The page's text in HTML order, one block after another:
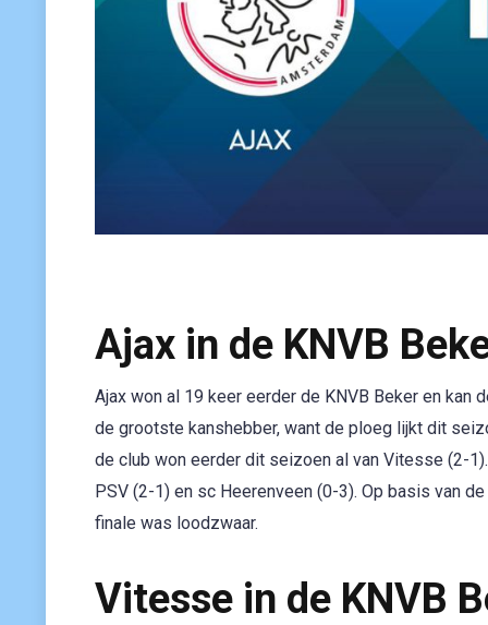
Ajax in de KNVB
Ajax won al 19 keer eerder de KNVB Beker en kan
de grootste kanshebber, want de ploeg lijkt dit
de club won eerder dit seizoen al van Vitesse (2-
PSV (2-1) en sc Heerenveen (0-3). Op basis van
finale was loodzwaar.
Vitesse in de KNVB